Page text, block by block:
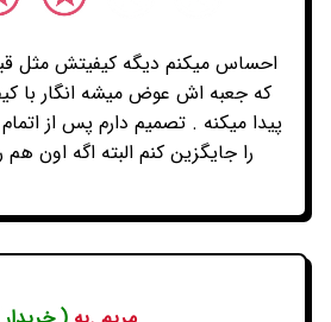
احساس میکنم دیگه کیفیتش مثل
که جعبه اش عوض میشه انگار با
پیدا میکنه . تصمیم دارم پس از
را جایگزین کنم البته اگه اون